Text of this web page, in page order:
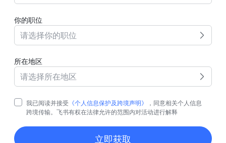
你的职位
请选择你的职位
所在地区
请选择所在地区
我已阅读并接受 《个人信息保护及跨境声明》
，同意相关个人信息
跨境传输。飞书有权在法律允许的范围内对活动进行解释
立即获取